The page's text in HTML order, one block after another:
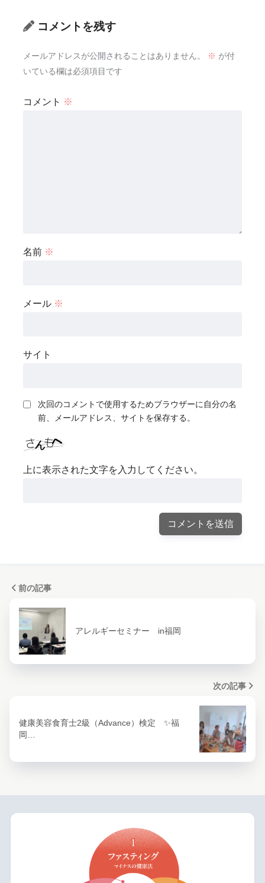
コメントを残す
メールアドレスが公開されることはありません。 ※ が付
いている欄は必須項目です
コメント ※
名前 ※
メール ※
サイト
次回のコメントで使用するためブラウザーに自分の名
前、メールアドレス、サイトを保存する。
上に表示された文字を入力してください。
前の記事
アレルギーセミナー in福岡
次の記事
健康美容食育士2級（Advance）検定 ✨福
岡…